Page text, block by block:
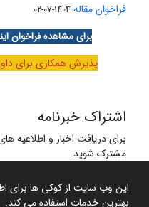
این وب سایت از کوکی ها برای
بهترین خدمات استفاده می کند.
فراخوان مقاله 1404-07-02
برای مشاهده فراخوان
پذیرش همکاری برای
اشتراک خبرنامه
برای دریافت اخبار و اطلاعیه
مشترک شوید.